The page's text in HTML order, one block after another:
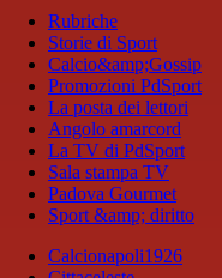
Rubriche
Storie di Sport
Calcio&amp;Gossip
Promozioni PdSport
La posta dei lettori
Angolo amarcord
La TV di PdSport
Sala stampa TV
Padova Gourmet
Sport &amp; diritto
Calcionapoli1926